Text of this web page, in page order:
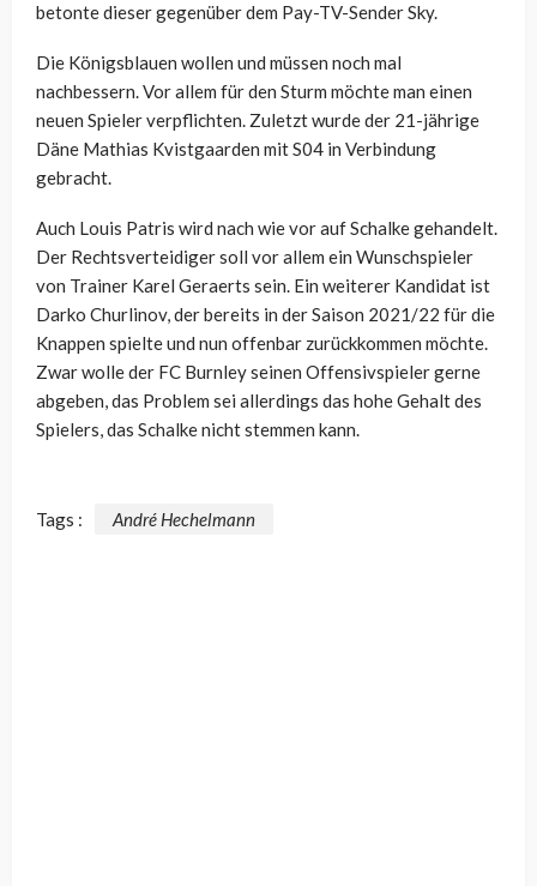
betonte dieser gegenüber dem Pay-TV-Sender Sky.
Die Königsblauen wollen und müssen noch mal
nachbessern. Vor allem für den Sturm möchte man einen
neuen Spieler verpflichten. Zuletzt wurde der 21-jährige
Däne Mathias Kvistgaarden mit S04 in Verbindung
gebracht.
Auch Louis Patris wird nach wie vor auf Schalke gehandelt.
Der Rechtsverteidiger soll vor allem ein Wunschspieler
von Trainer Karel Geraerts sein. Ein weiterer Kandidat ist
Darko Churlinov, der bereits in der Saison 2021/22 für die
Knappen spielte und nun offenbar zurückkommen möchte.
Zwar wolle der FC Burnley seinen Offensivspieler gerne
abgeben, das Problem sei allerdings das hohe Gehalt des
Spielers, das Schalke nicht stemmen kann.
Tags : André Hechelmann